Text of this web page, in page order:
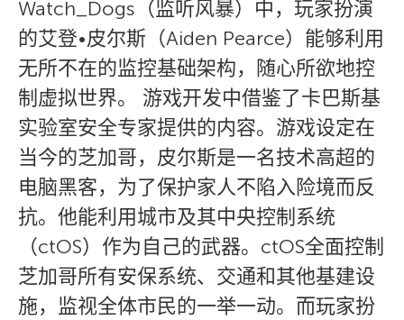
Watch_Dogs（监听风暴）中，玩家扮演
的艾登•皮尔斯（Aiden Pearce）能够利用
无所不在的监控基础架构，随心所欲地控
制虚拟世界。 游戏开发中借鉴了卡巴斯基
实验室安全专家提供的内容。游戏设定在
当今的芝加哥，皮尔斯是一名技术高超的
电脑黑客，为了保护家人不陷入险境而反
抗。他能利用城市及其中央控制系统
（ctOS）作为自己的武器。ctOS全面控制
芝加哥所有安保系统、交通和其他基建设
施，监视全体市民的一举一动。而玩家扮